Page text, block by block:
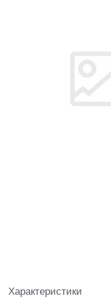
Характеристики